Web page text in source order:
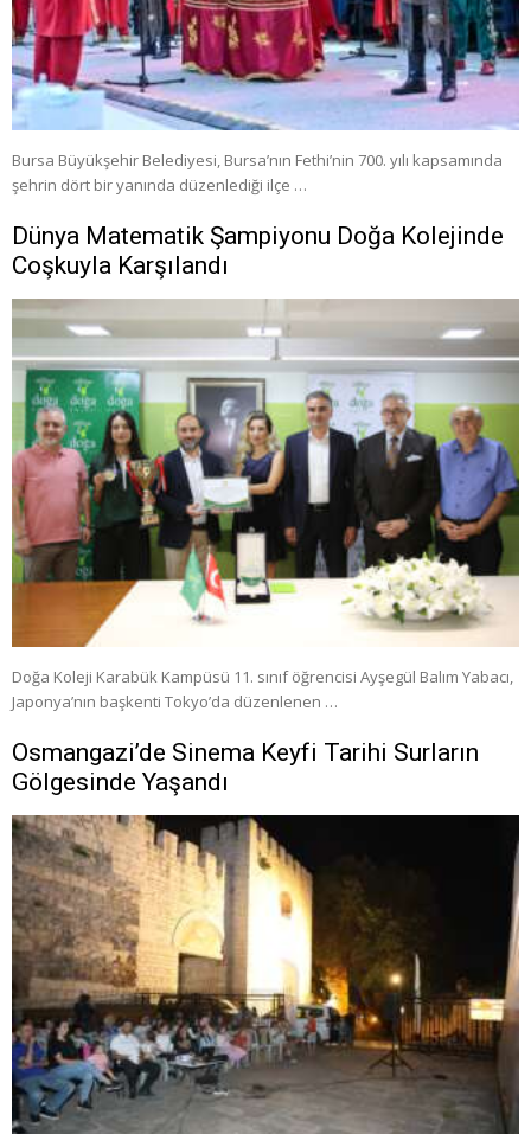
Bursa Büyükşehir Belediyesi, Bursa’nın Fethi’nin 700. yılı kapsamında
şehrin dört bir yanında düzenlediği ilçe …
Dünya Matematik Şampiyonu Doğa Kolejinde
Coşkuyla Karşılandı
Doğa Koleji Karabük Kampüsü 11. sınıf öğrencisi Ayşegül Balım Yabacı,
Japonya’nın başkenti Tokyo’da düzenlenen …
Osmangazi’de Sinema Keyfi Tarihi Surların
Gölgesinde Yaşandı